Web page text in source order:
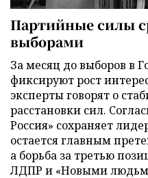
Партийные силы
выборами
За месяц до выборов в
фиксируют рост
эксперты говорят о
расстановки сил.
Россия» сохраняет
остается главным
а борьба за третью
ЛДПР и «Новыми